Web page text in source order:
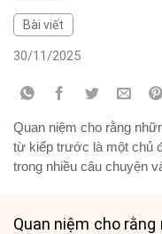
Bài viết
30/11/2025
Quan niệm cho rằng
từ kiếp trước là một chủ
trong nhiều câu chuyện
Quan niệm cho